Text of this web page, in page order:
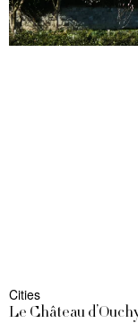
Cities
Le Château